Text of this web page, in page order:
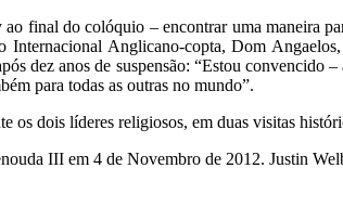
final do colóquio – encontrar uma maneira
Anglicano-copta, Dom
dez anos de suspensão: “Estou convencido
para todas as outras no mundo”.
os dois líderes religiosos, em duas visitas
III em 4 de Novembro de 2012. Justin